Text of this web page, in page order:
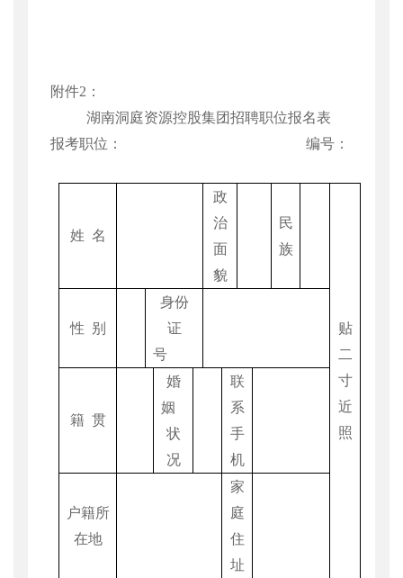
附件2 ：
湖南洞庭资源控股集团招聘职位报名表
报考职位：
编号：
姓 名
政
治
面
貌
民
族
贴
二
寸
近
照
性 别
身份
证
号
籍 贯
婚
姻
状
况
联
系
手
机
户籍所
在地
家
庭
住
址